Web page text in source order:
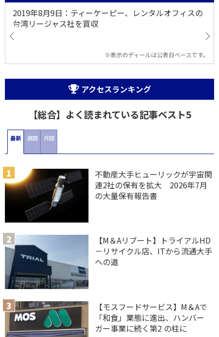
2019年8月9日：ティーケーピー、レンタルオフィスの
台湾リージャス社を買収
※表示のディールは公表日ベースです。
アクセスランキング
【総合】よく読まれている記事ベスト5
最新 週間 月間
不動産大手ヒューリックが宇宙関
連2社の保有を拡大 2026年7月
の大量保有報告書
【M＆Aリブート】トライアルHD
－リサイクル店、ITから流通大手
への道
【モスフードサービス】M＆Aで
「和食」業態に進出、ハンバー
ガー事業に続く第2 の柱に